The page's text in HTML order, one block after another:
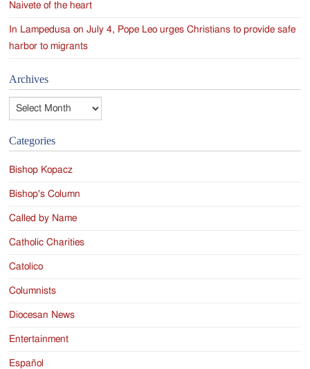
Naivete of the heart
In Lampedusa on July 4, Pope Leo urges Christians to provide safe
harbor to migrants
Archives
Archives
Categories
Bishop Kopacz
Bishop's Column
Called by Name
Catholic Charities
Catolico
Columnists
Diocesan News
Entertainment
Español